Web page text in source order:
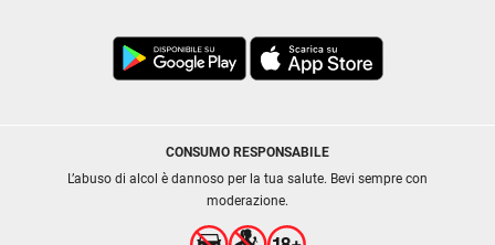
CONSUMO RESPONSABILE
L’abuso di alcol è dannoso per la tua salute. Bevi sempre con
moderazione.